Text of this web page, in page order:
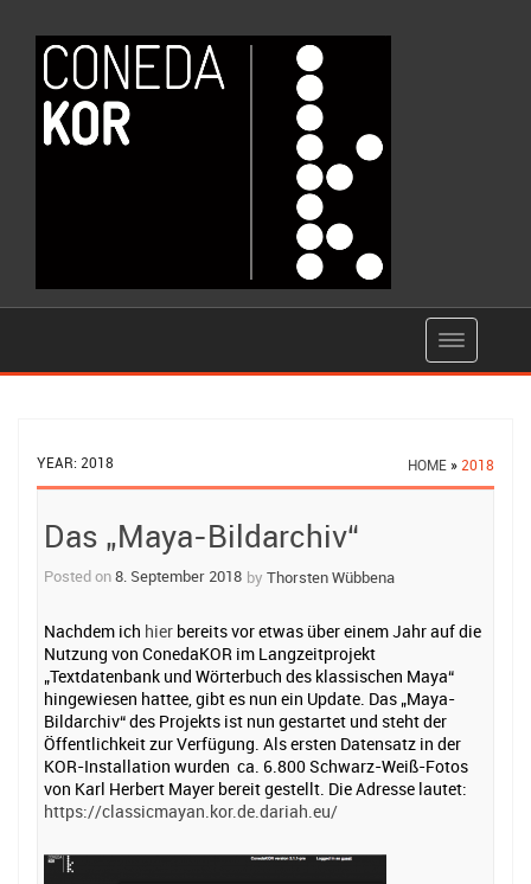
HOME » 2018
YEAR: 2018
Das „Maya-Bildarchiv“
Posted on8. September 2018 by Thorsten Wübbena
Nachdem ich hier bereits vor etwas über einem Jahr auf die
Nutzung von ConedaKOR im Langzeitprojekt
„Textdatenbank und Wörterbuch des klassischen Maya“
hingewiesen hattee, gibt es nun ein Update. Das „Maya-
Bildarchiv“ des Projekts ist nun gestartet und steht der
Öffentlichkeit zur Verfügung. Als ersten Datensatz in der
KOR-Installation wurden ca. 6.800 Schwarz-Weiß-Fotos
von Karl Herbert Mayer bereit gestellt. Die Adresse lautet:
https://classicmayan.kor.de.dariah.eu/